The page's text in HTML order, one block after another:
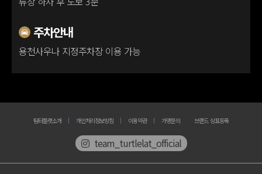
주차안내
용천사우나 지정주차장 이용 가능
팀터틀랫소개 개인처리정보방침 이용약관 가맹문의 브랜드 상표등록
team_turtlelat_official